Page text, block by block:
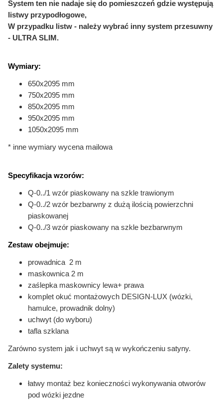
System ten nie nadaje się do pomieszczeń gdzie występują
listwy przypodłogowe,
W przypadku listw - należy wybrać inny system przesuwny
- ULTRA SLIM.
Wymiary:
650x2095 mm
750x2095 mm
850x2095 mm
950x2095 mm
1050x2095 mm
* inne wymiary wycena mailowa
Specyfikacja wzorów:
Q-0../1 wzór piaskowany na szkle trawionym
Q-0../2 wzór bezbarwny z dużą ilością powierzchni
piaskowanej
Q-0../3 wzór piaskowany na szkle bezbarwnym
Zestaw obejmuje:
prowadnica 2 m
maskownica 2 m
zaślepka maskownicy lewa+ prawa
komplet okuć montażowych DESIGN-LUX (wózki,
hamulce, prowadnik dolny)
uchwyt (do wyboru)
tafla szklana
Zarówno system jak i uchwyt są w wykończeniu satyny.
Zalety systemu:
łatwy montaż bez konieczności wykonywania otworów
pod wózki jezdne